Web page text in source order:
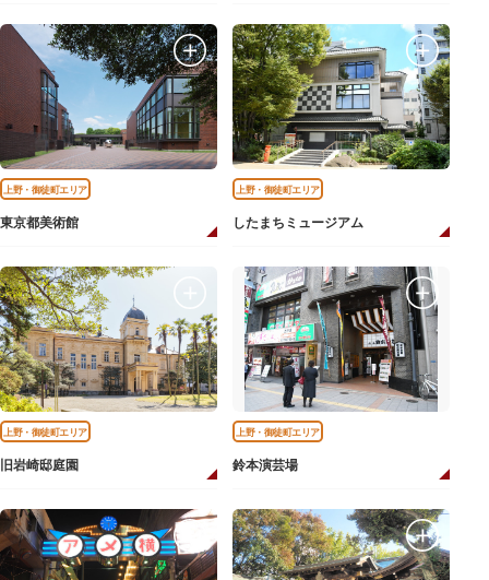
上野・御徒町エリア
東京都美術館
上野・御徒町エリア
したまちミュージアム
上野・御徒町エリア
旧岩崎邸庭園
上野・御徒町エリア
鈴本演芸場